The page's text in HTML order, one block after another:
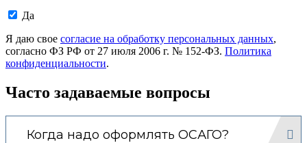
Даю
на
обработку
моих
данных.
Да
Я даю свое согласие на обработку персональных данных,
согласно ФЗ РФ от 27 июля 2006 г. № 152-ФЗ. Политика
конфиденциальности.
Часто задаваемые вопросы
Когда надо оформлять ОСАГО?